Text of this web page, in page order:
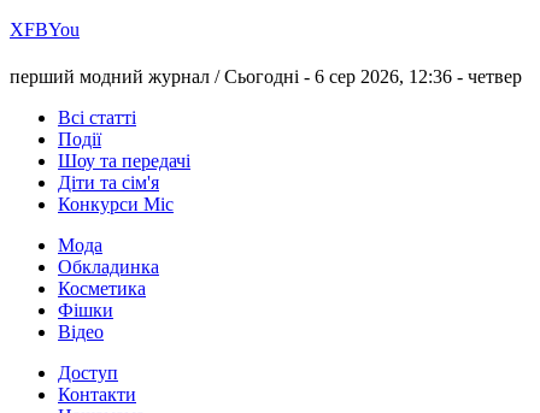
ХFBYou
перший модний журнал /Сьогодні - 6 сер 2026, 12:36 - четвер
Всі статті
Події
Шоу та передачі
Діти та сім'я
Конкурси Міс
Мода
Обкладинка
Косметика
Фішки
Відео
Доступ
Контакти